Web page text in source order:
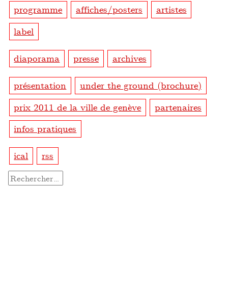
programme affiches/posters
artistes
label
diaporama presse archives
présentation
under the ground (brochure)
prix 2011 de la ville de genève
partenaires
infos pratiques
ical rss
Rechercher :